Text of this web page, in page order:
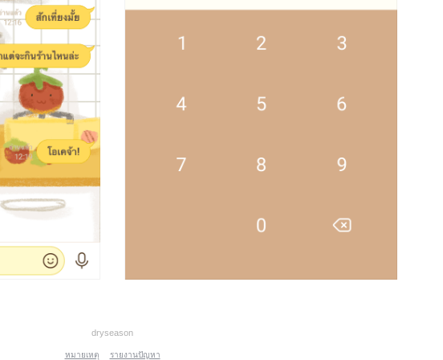
dryseason
หมายเหตุ รายงานปัญหา